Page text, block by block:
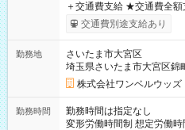
＋交通費支給 ★交通費全額支給！ ┗案件により規定あり ★日払
いOK！（規定あり） ┗働
ンビニATMから 日払い分を引き落
交通費別途支給あり
勤務地
さいたま市大宮区
埼玉県さいたま市大宮区錦
株式会社ワンベルウッズ
勤務時間
勤務時間は指定なし
変形労働時間制 想定労働時間160時間/月